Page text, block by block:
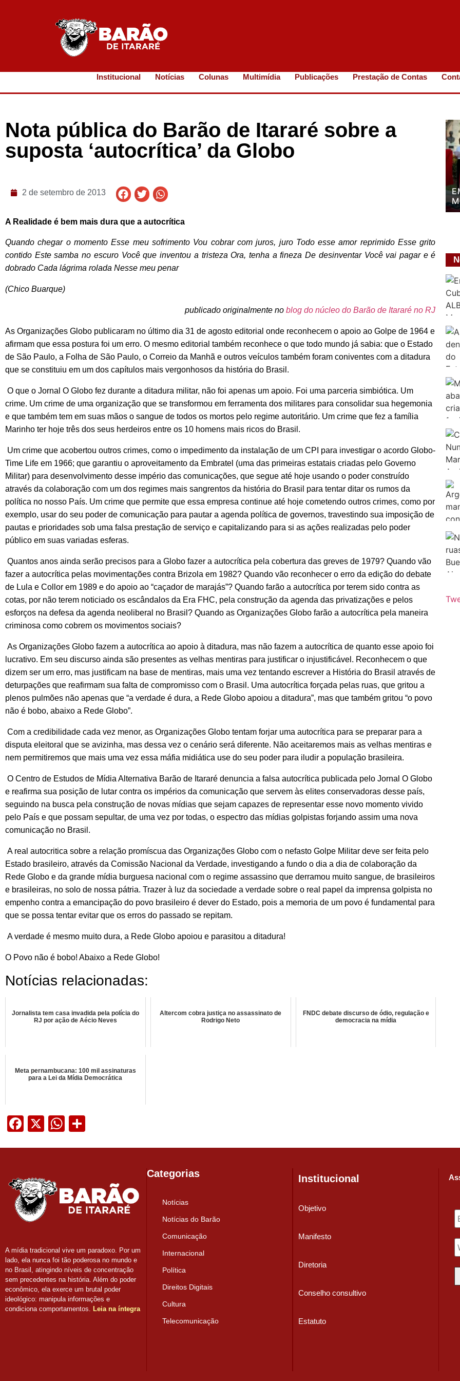
Institucional Notícias Colunas Multimídia Publicações Prestação de Contas
Nota pública do Barão de Itararé sobre a
suposta ‘autocrítica’ da Globo
2 de setembro de 2013
A Realidade é bem mais dura que a autocrítica
Quando chegar o momento Esse meu sofrimento Vou cobrar com juros, juro Todo esse amor reprimido Esse grito
contido Este samba no escuro Você que inventou a tristeza Ora, tenha a fineza De desinventar Você vai pagar e é
dobrado Cada lágrima rolada Nesse meu penar
(Chico Buarque)
publicado originalmente noblog do núcleo do Barão de Itararé no RJ
As Organizações Globo publicaram no último dia 31 de agosto editorial onde reconhecem o apoio ao Golpe de 1964 e
afirmam que essa postura foi um erro. O mesmo editorial também reconhece o que todo mundo já sabia: que o Estado
de São Paulo, a Folha de São Paulo, o Correio da Manhã e outros veículos também foram coniventes com a ditadura
que se constituiu em um dos capítulos mais vergonhosos da história do Brasil.
O que o Jornal O Globo fez durante a ditadura militar, não foi apenas um apoio. Foi uma parceria simbiótica. Um
crime. Um crime de uma organização que se transformou em ferramenta dos militares para consolidar sua hegemonia
e que também tem em suas mãos o sangue de todos os mortos pelo regime autoritário. Um crime que fez a família
Marinho ter hoje três dos seus herdeiros entre os 10 homens mais ricos do Brasil.
Um crime que acobertou outros crimes, como o impedimento da instalação de um CPI para investigar o acordo Globo-
Time Life em 1966; que garantiu o aproveitamento da Embratel (uma das primeiras estatais criadas pelo Governo
Militar) para desenvolvimento desse império das comunicações, que segue até hoje usando o poder construído
através da colaboração com um dos regimes mais sangrentos da história do Brasil para tentar ditar os rumos da
política no nosso País. Um crime que permite que essa empresa continue até hoje cometendo outros crimes, como por
exemplo, usar do seu poder de comunicação para pautar a agenda política de governos, travestindo sua imposição de
pautas e prioridades sob uma falsa prestação de serviço e capitalizando para si as ações realizadas pelo poder
público em suas variadas esferas.
Quantos anos ainda serão precisos para a Globo fazer a autocrítica pela cobertura das greves de 1979? Quando vão
fazer a autocrítica pelas movimentações contra Brizola em 1982? Quando vão reconhecer o erro da edição do debate
de Lula e Collor em 1989 e do apoio ao “caçador de marajás”? Quando farão a autocrítica por terem sido contra as
cotas, por não terem noticiado os escândalos da Era FHC, pela construção da agenda das privatizações e pelos
esforços na defesa da agenda neoliberal no Brasil? Quando as Organizações Globo farão a autocrítica pela maneira
criminosa como cobrem os movimentos sociais?
As Organizações Globo fazem a autocrítica ao apoio à ditadura, mas não fazem a autocrítica de quanto esse apoio foi
lucrativo. Em seu discurso ainda são presentes as velhas mentiras para justificar o injustificável. Reconhecem o que
dizem ser um erro, mas justificam na base de mentiras, mais uma vez tentando escrever a História do Brasil através de
deturpações que reafirmam sua falta de compromisso com o Brasil. Uma autocrítica forçada pelas ruas, que gritou a
plenos pulmões não apenas que “a verdade é dura, a Rede Globo apoiou a ditadura”, mas que também gritou “o povo
não é bobo, abaixo a Rede Globo”.
Com a credibilidade cada vez menor, as Organizações Globo tentam forjar uma autocrítica para se preparar para a
disputa eleitoral que se avizinha, mas dessa vez o cenário será diferente. Não aceitaremos mais as velhas mentiras e
nem permitiremos que mais uma vez essa máfia midiática use do seu poder para iludir a população brasileira.
O Centro de Estudos de Mídia Alternativa Barão de Itararé denuncia a falsa autocrítica publicada pelo Jornal O Globo
e reafirma sua posição de lutar contra os impérios da comunicação que servem às elites conservadoras desse país,
seguindo na busca pela construção de novas mídias que sejam capazes de representar esse novo momento vivido
pelo País e que possam sepultar, de uma vez por todas, o espectro das mídias golpistas forjando assim uma nova
comunicação no Brasil.
A real autocritica sobre a relação promíscua das Organizações Globo com o nefasto Golpe Militar deve ser feita pelo
Estado brasileiro, através da Comissão Nacional da Verdade, investigando a fundo o dia a dia de colaboração da
Rede Globo e da grande mídia burguesa nacional com o regime assassino que derramou muito sangue, de brasileiros
e brasileiras, no solo de nossa pátria. Trazer à luz da sociedade a verdade sobre o real papel da imprensa golpista no
empenho contra a emancipação do povo brasileiro é dever do Estado, pois a memoria de um povo é fundamental para
que se possa tentar evitar que os erros do passado se repitam.
A verdade é mesmo muito dura, a Rede Globo apoiou e parasitou a ditadura!
O Povo não é bobo! Abaixo a Rede Globo!
Notícias relacionadas:
Jornalista tem casa invadida pela polícia do
RJ por ação de Aécio Neves
Altercom cobra justiça no assassinato de
Rodrigo Neto
FNDC debate discurso de ódio, regulação e
democracia na mídia
Meta pernambucana: 100 mil assinaturas
para a Lei da Mídia Democrática
Facebook
X WhatsApp
A mídia tradicional vive um paradoxo. Por um
lado, ela nunca foi tão poderosa no mundo e
no Brasil, atingindo níveis de concentração
sem precedentes na história. Além do poder
econômico, ela exerce um brutal poder
ideológico: manipula informações e
condiciona comportamentos.
Leia na íntegra
Categorias
Notícias
Notícias do Barão
Comunicação
Internacional
Política
Direitos Digitais
Cultura
Telecomunicação
Institucional
Objetivo
Manifesto
Diretoria
Conselho consultivo
Estatuto